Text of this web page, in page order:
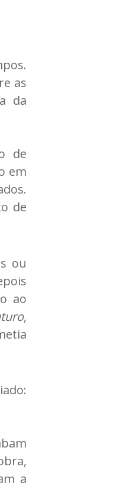
as
da
de
em
de
ou
ao
,
a